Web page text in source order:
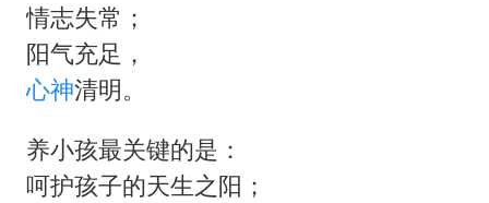
情志失常；
阳气充足，
心神清明。
养小孩最关键的是：
呵护孩子的天生之阳；